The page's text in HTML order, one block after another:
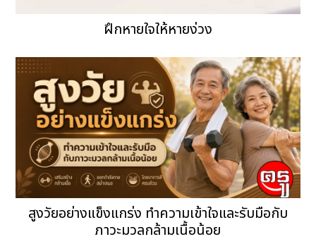
ฝึกหายใจให้หายง่วง
สูงวัยอย่างแข็งแกร่ง ทำความเข้าใจและรับมือกับ
ภาวะมวลกล้ามเนื้อน้อย